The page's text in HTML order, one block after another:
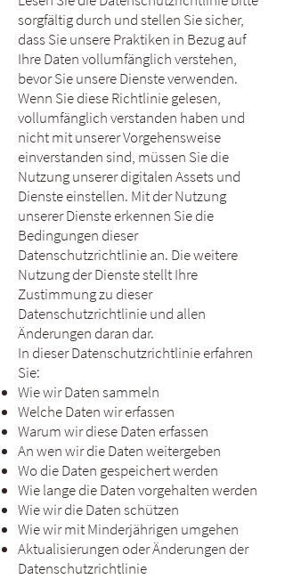
sorgfältig durch und stellen Sie sicher,
dass Sie unsere Praktiken in Bezug auf
Ihre Daten vollumfänglich verstehen,
bevor Sie unsere Dienste verwenden.
Wenn Sie diese Richtlinie gelesen,
vollumfänglich verstanden haben und
nicht mit unserer Vorgehensweise
einverstanden sind, müssen Sie die
Nutzung unserer digitalen Assets und
Dienste einstellen. Mit der Nutzung
unserer Dienste erkennen Sie die
Bedingungen dieser
Datenschutzrichtlinie an. Die weitere
Nutzung der Dienste stellt Ihre
Zustimmung zu dieser
Datenschutzrichtlinie und allen
Änderungen daran dar.
In dieser Datenschutzrichtlinie erfahren
Sie:
Wie wir Daten sammeln
Welche Daten wir erfassen
Warum wir diese Daten erfassen
An wen wir die Daten weitergeben
Wo die Daten gespeichert werden
Wie lange die Daten vorgehalten werden
Wie wir die Daten schützen
Wie wir mit Minderjährigen umgehen
Aktualisierungen oder Änderungen der
Datenschutzrichtlinie